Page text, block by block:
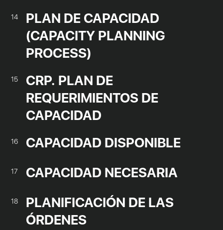
14
PLAN DE CAPACIDAD
(CAPACITY PLANNING
PROCESS)
15
CRP. PLAN DE
REQUERIMIENTOS DE
CAPACIDAD
16 CAPACIDAD DISPONIBLE
17 CAPACIDAD NECESARIA
18
PLANIFICACIÓN DE LAS
ÓRDENES